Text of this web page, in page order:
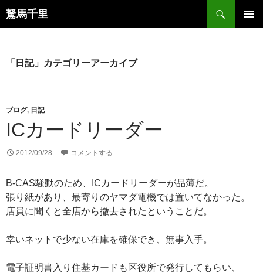
コ
ン
駑馬千里
検
索
「日記」カテゴリーアーカイブ
ブログ, 日記
ICカードリーダー
2012/09/28 コメントする
B-CAS騒動のため、ICカードリーダーが品薄だ。
張り紙があり、最寄りのヤマダ電機では置いてなかった。
店員に聞くと全店から撤去されたということだ。
幸いネットで少ない在庫を確保でき、無事入手。
電子証明書入り住基カードも区役所で発行してもらい、